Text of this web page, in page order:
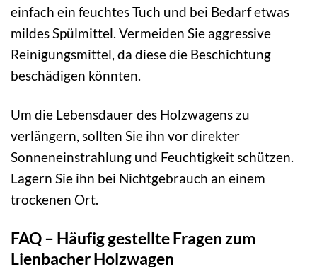
einfach ein feuchtes Tuch und bei Bedarf etwas
mildes Spülmittel. Vermeiden Sie aggressive
Reinigungsmittel, da diese die Beschichtung
beschädigen könnten.
Um die Lebensdauer des Holzwagens zu
verlängern, sollten Sie ihn vor direkter
Sonneneinstrahlung und Feuchtigkeit schützen.
Lagern Sie ihn bei Nichtgebrauch an einem
trockenen Ort.
FAQ – Häufig gestellte Fragen zum
Lienbacher Holzwagen